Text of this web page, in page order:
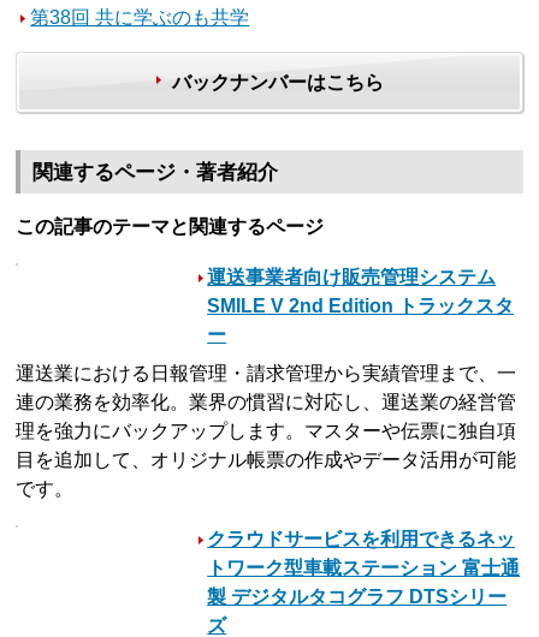
第38回 共に学ぶのも共学
バックナンバーはこちら
関連するページ・著者紹介
この記事のテーマと関連するページ
運送事業者向け販売管理システム
SMILE V 2nd Edition トラックスタ
ー
運送業における日報管理・請求管理から実績管理まで、一
連の業務を効率化。業界の慣習に対応し、運送業の経営管
理を強力にバックアップします。マスターや伝票に独自項
目を追加して、オリジナル帳票の作成やデータ活用が可能
です。
クラウドサービスを利用できるネッ
トワーク型車載ステーション 富士通
製 デジタルタコグラフ DTSシリー
ズ